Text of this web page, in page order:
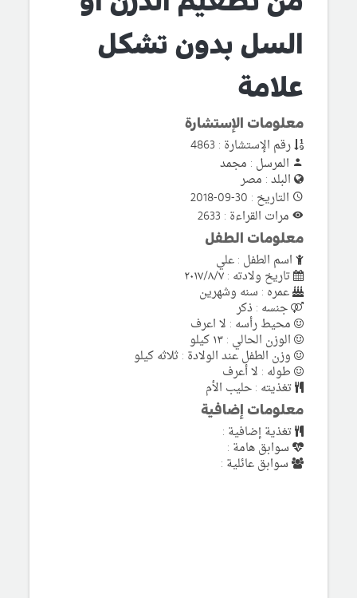
السل بدون تشكل
علامة
معلومات الإستشارة
رقم الإستشارة : 4863
المرسل : مجمد
البلد : مصر
التاريخ : 30-09-2018
مرات القراءة : 2633
معلومات الطفل
اسم الطفل : علي
تاريخ ولادته : ٢٠١٧/٨/٧
عمره : سنه وشهرين
جنسه : ذكر
محيط رأسه : لا اعرف
الوزن الحالي : ١٣ كيلو
وزن الطفل عند الولادة : ثلاثه كيلو
طوله : لا أعرف
تغذيته : حليب الأم
معلومات إضافية
تغذية إضافية :
سوابق هامة :
سوابق عائلية :